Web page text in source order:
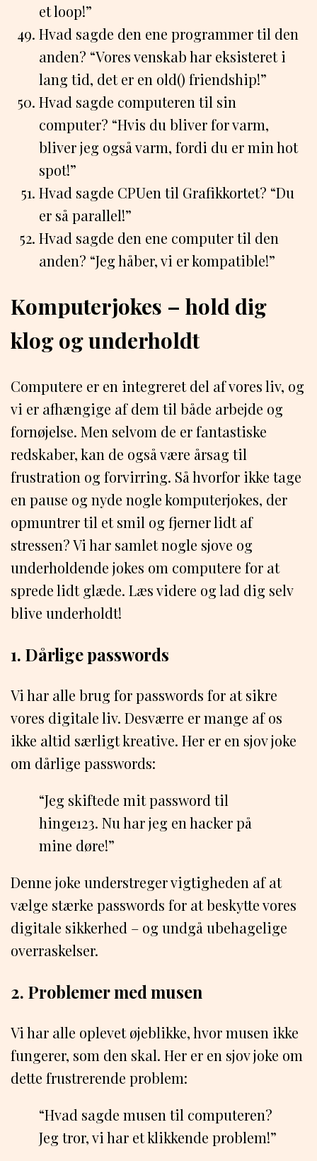
et loop!”
Hvad sagde den ene programmer til den
anden? “Vores venskab har eksisteret i
lang tid, det er en old() friendship!”
Hvad sagde computeren til sin
computer? “Hvis du bliver for varm,
bliver jeg også varm, fordi du er min hot
spot!”
Hvad sagde CPUen til Grafikkortet? “Du
er så parallel!”
Hvad sagde den ene computer til den
anden? “Jeg håber, vi er kompatible!”
Komputerjokes – hold dig
klog og underholdt
Computere er en integreret del af vores liv, og
vi er afhængige af dem til både arbejde og
fornøjelse. Men selvom de er fantastiske
redskaber, kan de også være årsag til
frustration og forvirring. Så hvorfor ikke tage
en pause og nyde nogle komputerjokes, der
opmuntrer til et smil og fjerner lidt af
stressen? Vi har samlet nogle sjove og
underholdende jokes om computere for at
sprede lidt glæde. Læs videre og lad dig selv
blive underholdt!
1. Dårlige passwords
Vi har alle brug for passwords for at sikre
vores digitale liv. Desværre er mange af os
ikke altid særligt kreative. Her er en sjov joke
om dårlige passwords:
“Jeg skiftede mit password til
hinge123. Nu har jeg en hacker på
mine døre!”
Denne joke understreger vigtigheden af at
vælge stærke passwords for at beskytte vores
digitale sikkerhed – og undgå ubehagelige
overraskelser.
2. Problemer med musen
Vi har alle oplevet øjeblikke, hvor musen ikke
fungerer, som den skal. Her er en sjov joke om
dette frustrerende problem:
“Hvad sagde musen til computeren?
Jeg tror, vi har et klikkende problem!”